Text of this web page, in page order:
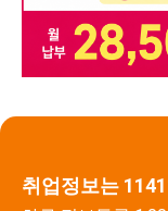
취업정보는